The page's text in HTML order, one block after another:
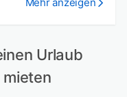
Urlaub